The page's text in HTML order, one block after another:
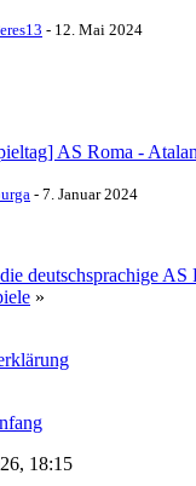
- 12. Mai 2024
AS Roma -
- 7. Januar 2024
deutschsprachige
»
18:15